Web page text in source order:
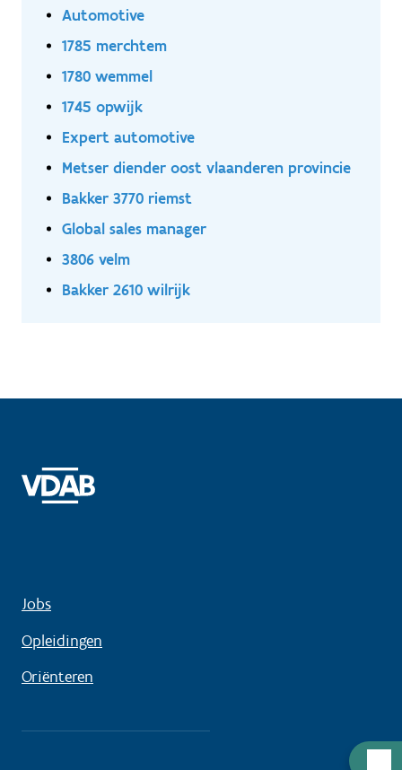
Automotive
1785 merchtem
1780 wemmel
1745 opwijk
Expert automotive
Metser diender oost vlaanderen provincie
Bakker 3770 riemst
Global sales manager
3806 velm
Bakker 2610 wilrijk
Jobs
Opleidingen
Oriënteren